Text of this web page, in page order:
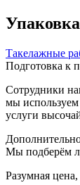
Такелажные
Подготовка к
Сотрудники
мы
услуги
Мы подберём
Разумная